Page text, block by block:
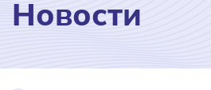
Новости